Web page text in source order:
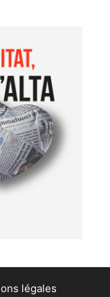
légales